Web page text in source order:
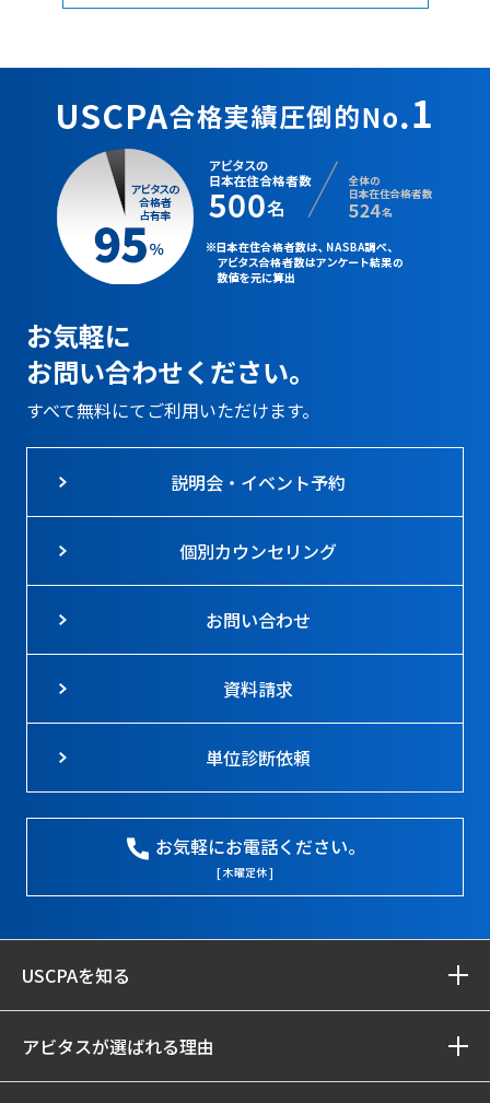
お気軽に
お問い合わせください。
すべて無料にてご利用いただけます。
説明会・イベント予約
個別カウンセリング
お問い合わせ
資料請求
単位診断依頼
お気軽にお電話ください。
[ 木曜定休 ]
USCPAを知る
アビタスが選ばれる理由